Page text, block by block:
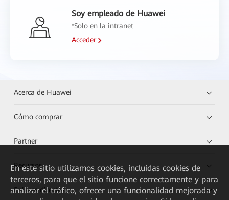
Soy empleado de Huawei
*Solo en la intranet
Acceder
Acerca de Huawei
Cómo comprar
Partner
Recursos
Enlaces directos
En este sitio utilizamos cookies, incluidas cookies de
terceros, para que el sitio funcione correctamente y para
analizar el tráfico, ofrecer una funcionalidad mejorada y